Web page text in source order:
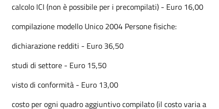
calcolo ICI (non è possibile per i precompilati) - Euro 16,00
compilazione modello Unico 2004 Persone fisiche:
dichiarazione redditi - Euro 36,50
studi di settore - Euro 15,50
visto di conformità - Euro 13,00
costo per ogni quadro aggiuntivo compilato (il costo varia a